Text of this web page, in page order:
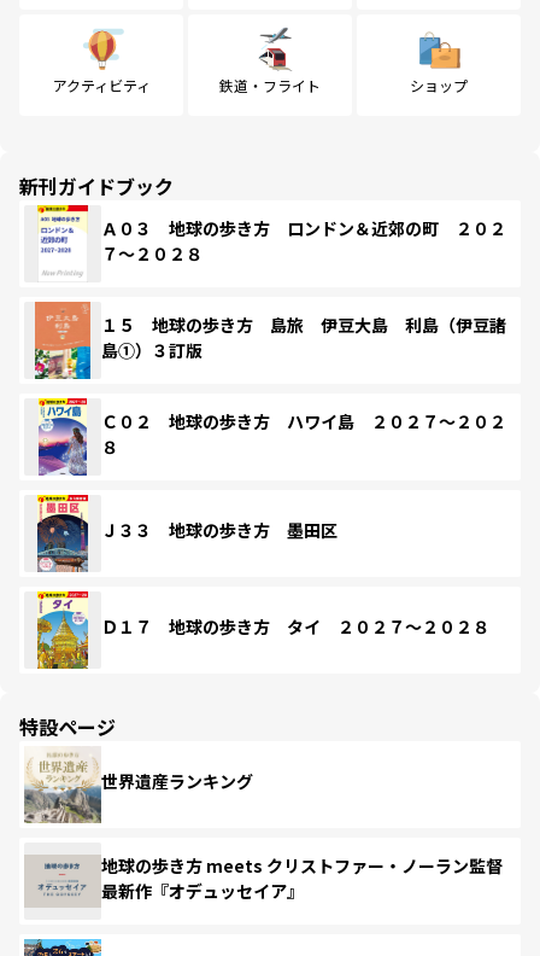
アクティビティ 鉄道・フライト ショップ
新刊ガイドブック
Ａ０３ 地球の歩き方 ロンドン＆近郊の町 ２０２
７～２０２８
１５ 地球の歩き方 島旅 伊豆大島 利島（伊豆諸
島①）３訂版
Ｃ０２ 地球の歩き方 ハワイ島 ２０２７～２０２
８
Ｊ３３ 地球の歩き方 墨田区
Ｄ１７ 地球の歩き方 タイ ２０２７～２０２８
特設ページ
世界遺産ランキング
地球の歩き方 meets クリストファー・ノーラン監督
最新作『オデュッセイア』